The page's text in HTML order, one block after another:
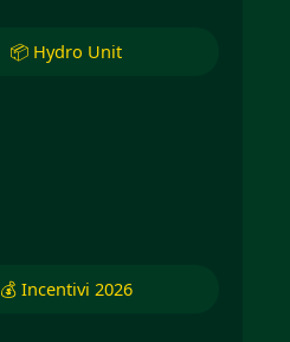
📦 Hydro Unit
💰 Incentivi 2026